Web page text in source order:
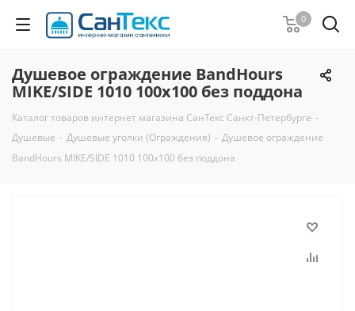
0
Душевое ограждение BandHours
MIKE/SIDE 1010 100х100 без поддона
Каталог товаров интернет магазина СанТекс Санкт-Петербурге -
Душевые - Душевые уголки (Ограждения) - Душевое ограждение
BandHours MIKE/SIDE 1010 100х100 без поддона